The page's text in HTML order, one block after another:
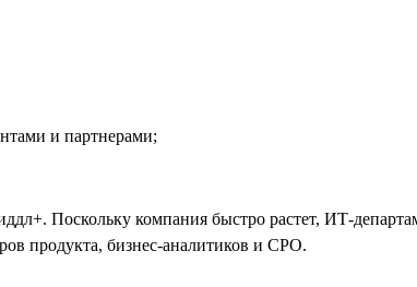
и партнерами;
Поскольку компания быстро растет, ИТ-
продукта, бизнес-аналитиков и CPO.